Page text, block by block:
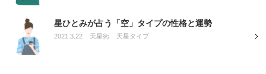
星ひとみが占う「空」タイプの性格と運勢
2021.3.22 天星術 天星タイプ